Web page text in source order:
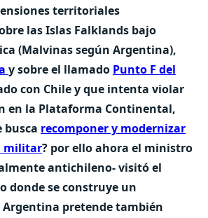
territoriales
las Islas Falklands bajo
(Malvinas según Argentina),
y sobre el llamado Punto F del
con Chiley que intenta violar
en la Plataforma Continental,
busca recomponer y modernizar
militar? por ello ahora el ministro
antichileno- visitó el
donde se construye un
pretende también